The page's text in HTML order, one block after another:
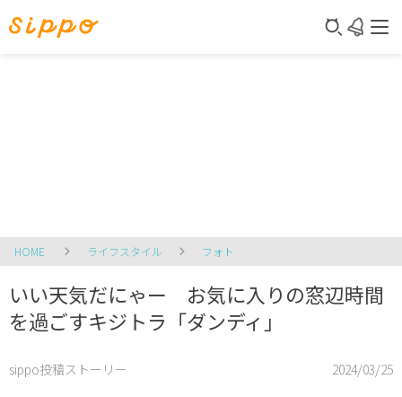
HOME ライフスタイル フォト
いい天気だにゃー お気に入りの窓辺時間
を過ごすキジトラ「ダンディ」
sippo投稿ストーリー 2024/03/25